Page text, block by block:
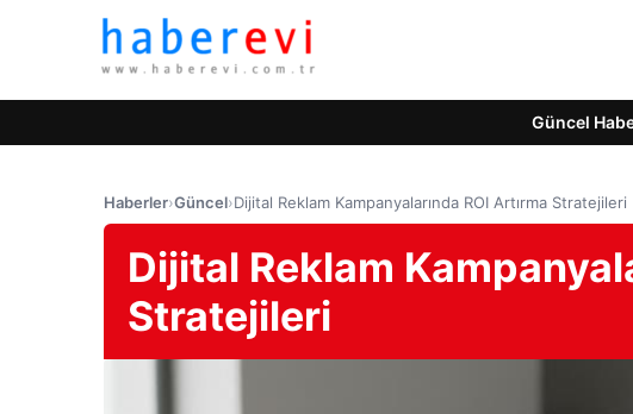
Güncel
Haberler›Güncel›Dijital Reklam Kampanyalarında ROI Artırma Stratejileri
Dijital Reklam
Stratejileri